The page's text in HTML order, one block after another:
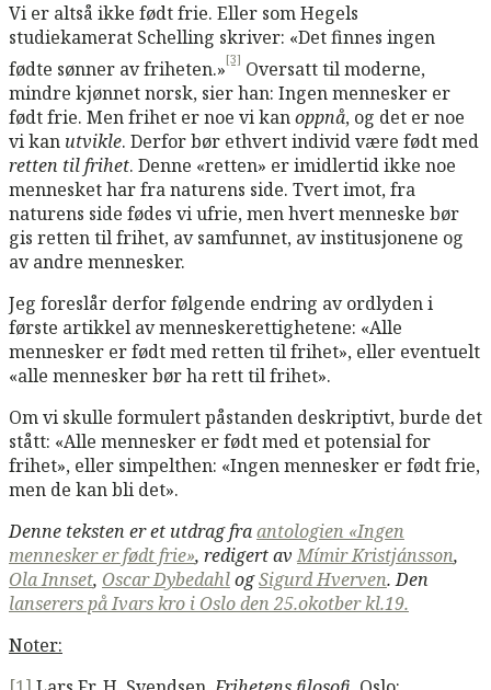
Vi er altså ikke født frie. Eller som Hegels
studiekamerat Schelling skriver: «Det finnes ingen
fødte sønner av friheten.»[3] Oversatt til moderne,
mindre kjønnet norsk, sier han: Ingen mennesker er
født frie. Men frihet er noe vi kanoppnå, og det er noe
vi kan utvikle. Derfor bør ethvert individ være født med
retten til frihet. Denne «retten» er imidlertid ikke noe
mennesket har fra naturens side. Tvert imot, fra
naturens side fødes vi ufrie, men hvert menneske bør
gis retten til frihet, av samfunnet, av institusjonene og
av andre mennesker.
Jeg foreslår derfor følgende endring av ordlyden i
første artikkel av menneskerettighetene: «Alle
mennesker er født med retten til frihet», eller eventuelt
«alle mennesker bør ha rett til frihet».
Om vi skulle formulert påstanden deskriptivt, burde det
stått: «Alle mennesker er født med et potensial for
frihet», eller simpelthen: «Ingen mennesker er født frie,
men de kan bli det».
Denne teksten er et utdrag fraantologien «Ingen
mennesker er født frie», redigert avMímir Kristjánsson,
Ola Innset, Oscar DybedahlogSigurd Hverven. Den
lanserers på Ivars kro i Oslo den 25.okotber kl.19.
Noter: